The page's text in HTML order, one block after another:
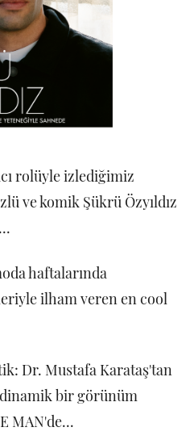
rolüyle izlediğimiz
ve komik Şükrü Özyıldız
haftalarında
ilham veren en cool
Dr. Mustafa Karataş'tan
bir görünüm
MAN'de...